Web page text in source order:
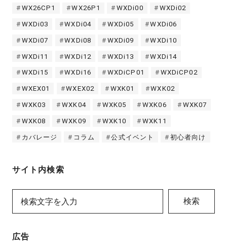
WX26CP1 WX26P1 WXDi00 WXDi02
WXDi03 WXDi04 WXDi05 WXDi06
WXDi07 WXDi08 WXDi09 WXDi10
WXDi11 WXDi12 WXDi13 WXDi14
WXDi15 WXDi16 WXDiCP01 WXDiCP02
WXEX01 WXEX02 WXK01 WXK02
WXK03 WXK04 WXK05 WXK06 WXK07
WXK08 WXK09 WXK10 WXK11
カバレージ コラム 公式イベント 初心者向け
サイト内検索
検索
広告